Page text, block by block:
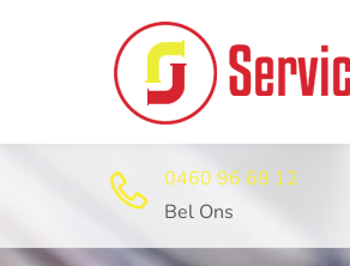
0460 96 68 12
Bel Ons